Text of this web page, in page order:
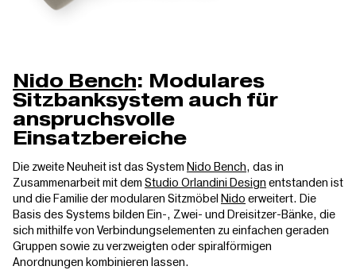
Nido Bench: Modulares
Sitzbanksystem auch für
anspruchsvolle
Einsatzbereiche
Die zweite Neuheit ist das System Nido Bench, das in
Zusammenarbeit mit dem Studio Orlandini Design entstanden ist
und die Familie der modularen Sitzmöbel Nido erweitert. Die
Basis des Systems bilden Ein-, Zwei- und Dreisitzer-Bänke, die
sich mithilfe von Verbindungselementen zu einfachen geraden
Gruppen sowie zu verzweigten oder spiralförmigen
Anordnungen kombinieren lassen.